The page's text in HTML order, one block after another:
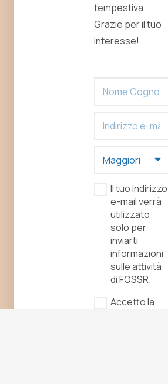
tempestiva.
Grazie per il tuo
interesse!
Il tuo indirizzo
e-mail verrà
utilizzato
solo per
inviarti
informazioni
sulle attività
di FOSSR.
Accetto la